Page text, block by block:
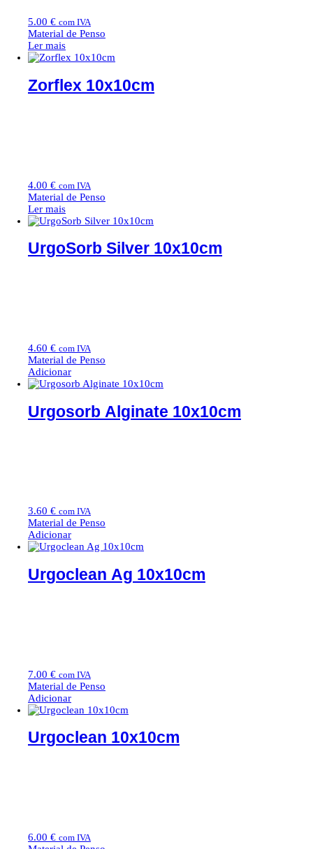
5.00 € com IVA
Material de Penso
Ler mais
Zorflex 10x10cm
4.00 € com IVA
Material de Penso
Ler mais
UrgoSorb Silver 10x10cm
4.60 € com IVA
Material de Penso
Adicionar
Urgosorb Alginate 10x10cm
3.60 € com IVA
Material de Penso
Adicionar
Urgoclean Ag 10x10cm
7.00 € com IVA
Material de Penso
Adicionar
Urgoclean 10x10cm
6.00 € com IVA